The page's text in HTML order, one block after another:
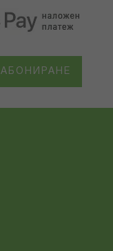
АБОНИРАНЕ